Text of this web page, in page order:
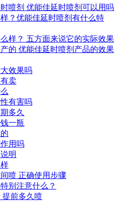
喷剂 优能佳延时喷剂可以用吗
？优能佳延时喷剂有什么特
样？ 五方面来说它的实际效果
的 优能佳延时喷剂产品的效果
效果吗
卖
有害吗
多久
一瓶
用吗
明
喷 正确使用步骤
别注意什么？
提前多久喷